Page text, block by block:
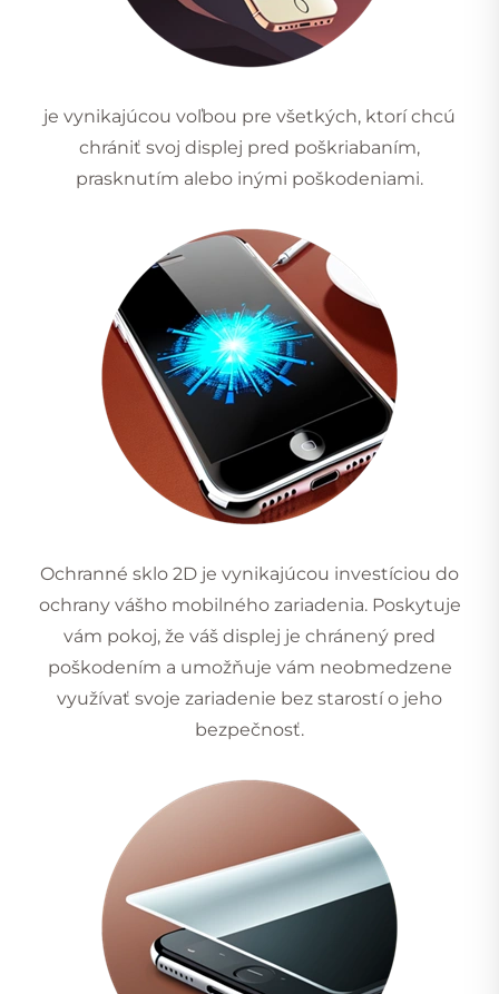
je vynikajúcou voľbou pre všetkých, ktorí chcú
chrániť svoj displej pred poškriabaním,
prasknutím alebo inými poškodeniami.
Ochranné sklo 2D je vynikajúcou investíciou do
ochrany vášho mobilného zariadenia. Poskytuje
vám pokoj, že váš displej je chránený pred
poškodením a umožňuje vám neobmedzene
využívať svoje zariadenie bez starostí o jeho
bezpečnosť.